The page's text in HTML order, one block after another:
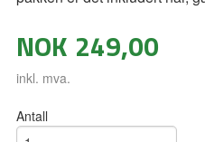
NextNOK 249,00
inkl. mva.
Antall